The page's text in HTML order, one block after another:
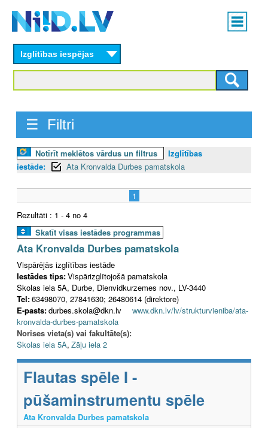
content
Main
menu
Izglītības iespējas
☰ Filtri
Notīrīt meklētos vārdus un filtrus
Izglītības
iestāde:
Ata Kronvalda Durbes pamatskola
1
Rezultāti : 1 - 4 no 4
Skatīt visas iestādes programmas
Ata Kronvalda Durbes pamatskola
Vispārējās izglītības iestāde
Iestādes tips:Vispārizglītojošā pamatskola
Skolas iela 5A, Durbe, Dienvidkurzemes nov., LV-3440
Tel:63498070, 27841630; 26480614 (direktore)
E-pasts:durbes.skola@dkn.lv www.dkn.lv/lv/strukturvieniba/ata-
kronvalda-durbes-pamatskola
Norises vieta(s) vai fakultāte(s):
Skolas iela 5A, Zāļu iela 2
Flautas spēle I -
pūšaminstrumentu spēle
Ata Kronvalda Durbes pamatskola